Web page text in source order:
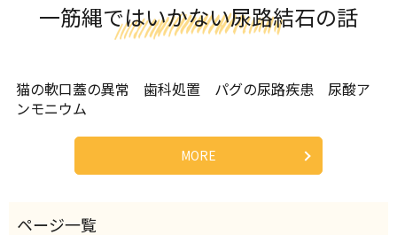
一筋縄ではいかない尿路結石の話
猫の軟口蓋の異常 歯科処置 パグの尿路疾患 尿酸ア
ンモニウム
MORE